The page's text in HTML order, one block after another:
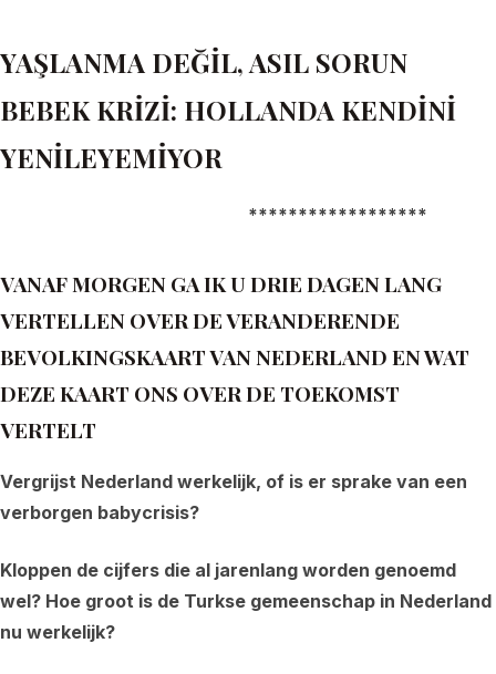
YAŞLANMA DEĞİL, ASIL SORUN
BEBEK KRİZİ: HOLLANDA KENDİNİ
YENİLEYEMİYOR
******************
VANAF MORGEN GA IK U DRIE DAGEN LANG
VERTELLEN OVER DE VERANDERENDE
BEVOLKINGSKAART VAN NEDERLAND EN WAT
DEZE KAART ONS OVER DE TOEKOMST
VERTELT
Vergrijst Nederland werkelijk, of is er sprake van een
verborgen babycrisis?
Kloppen de cijfers die al jarenlang worden genoemd
wel? Hoe groot is de Turkse gemeenschap in Nederland
nu werkelijk?